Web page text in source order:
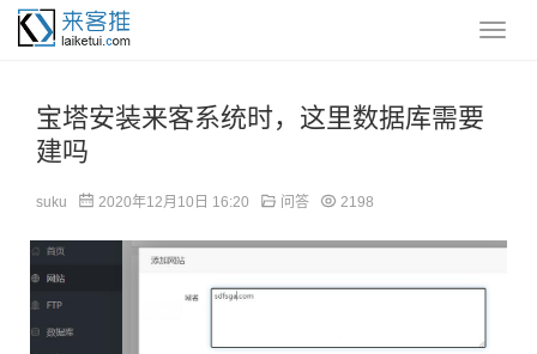
宝塔安装来客系统时，这里数据库需要
建吗
suku 2020年12月10日 16:20 问答 2198